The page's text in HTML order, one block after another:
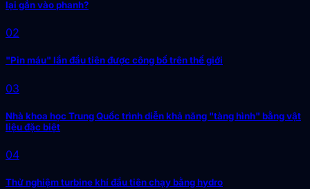
lại gắn vào phanh?
02
"Pin máu" lần đầu tiên được công bố trên thế giới
03
Nhà khoa học Trung Quốc trình diễn khả năng "tàng hình" bằng vật
liệu đặc biệt
04
Thử nghiệm turbine khí đầu tiên chạy bằng hydro